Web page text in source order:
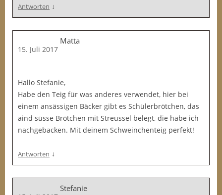
Antworten ↓
Matta
15. Juli 2017
Hallo Stefanie,
Habe den Teig für was anderes verwendet, hier bei
einem ansässigen Bäcker gibt es Schülerbrötchen, das
aind süsse Brötchen mit Streussel belegt, die habe ich
nachgebacken. Mit deinem Schweinchenteig perfekt!
Antworten ↓
Stefanie